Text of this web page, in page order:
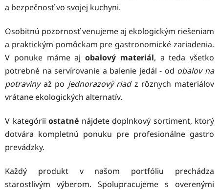
a bezpečnosť vo svojej kuchyni.
Osobitnú pozornosť venujeme aj ekologickým riešeniam
a praktickým pomôckam pre gastronomické zariadenia.
V ponuke máme aj obalový materiál, a teda všetko
potrebné na servírovanie a balenie jedál - od obalov na
potravinyaž po jednorazový riadz rôznych materiálov
vrátane ekologických alternatív.
V kategórii ostatné nájdete doplnkový sortiment, ktorý
dotvára kompletnú ponuku pre profesionálne gastro
prevádzky.
Každý produkt v našom portfóliu prechádza
starostlivým výberom. Spolupracujeme s overenými